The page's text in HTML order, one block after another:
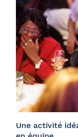
Une activité